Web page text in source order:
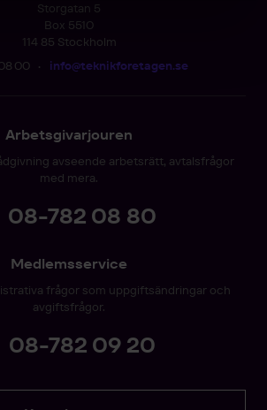
Storgatan 5
Box 5510
114 85 Stockholm
00 • info@teknikforetagen.se
Arbetsgivarjouren
avseende arbetsrätt, avtalsfrågor
med mera.
08-782 08 80
Medlemsservice
frågor som uppgiftsändringar och
avgiftsfrågor.
08-782 09 20